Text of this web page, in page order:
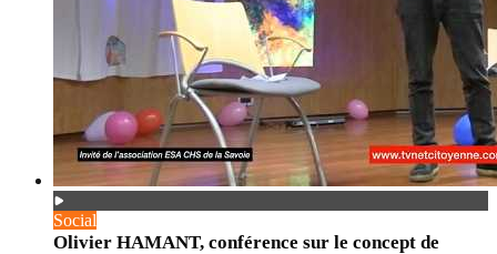
Social
Olivier HAMANT, conférence sur le concept de